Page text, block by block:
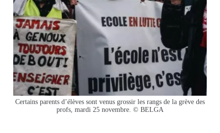
Certains parents d’élèves sont venus grossir les rangs de la grève des
profs, mardi 25 novembre. © BELGA